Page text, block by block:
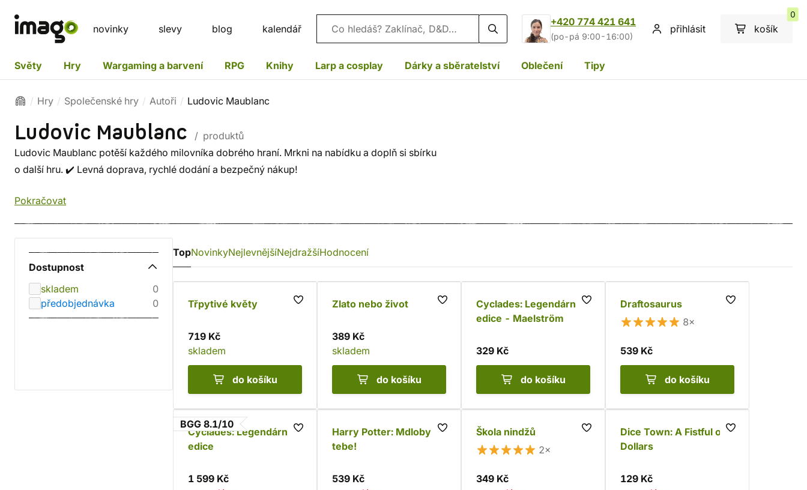
novinky slevy blog kalendář Vyhledávání
+420 774 421 641
(po-pá 9:00-16:00)
přihlásit košík
0
Světy Hry Wargaming a barvení RPG Knihy Larp a cosplay Dárky a sběratelství Oblečení Tipy
Hry Společenské hry Autoři Ludovic Maublanc
Ludovic Maublanc
/ produktů
Ludovic Maublanc potěší každého milovníka dobrého hraní. Mrkni na nabídku a doplň si sbírku
o další hru. ✔️ Levná doprava, rychlé dodání a bezpečný nákup!
Pokračovat
Dostupnost
skladem
0
předobjednávka
0
TopNovinkyNejlevnějšíNejdražšíHodnocení
Třpytivé květy
719 Kč
skladem
do košíku
Zlato nebo život
389 Kč
skladem
do košíku
Cyclades: Legendární
edice - Maelström
329 Kč
do košíku
Draftosaurus
8×
539 Kč
do košíku
BGG 8.1/10
Cyclades: Legendární
edice
1 599 Kč
Harry Potter: Mdloby na
tebe!
539 Kč
Škola nindžů
2×
349 Kč
Dice Town: A Fistful of
Dollars
129 Kč